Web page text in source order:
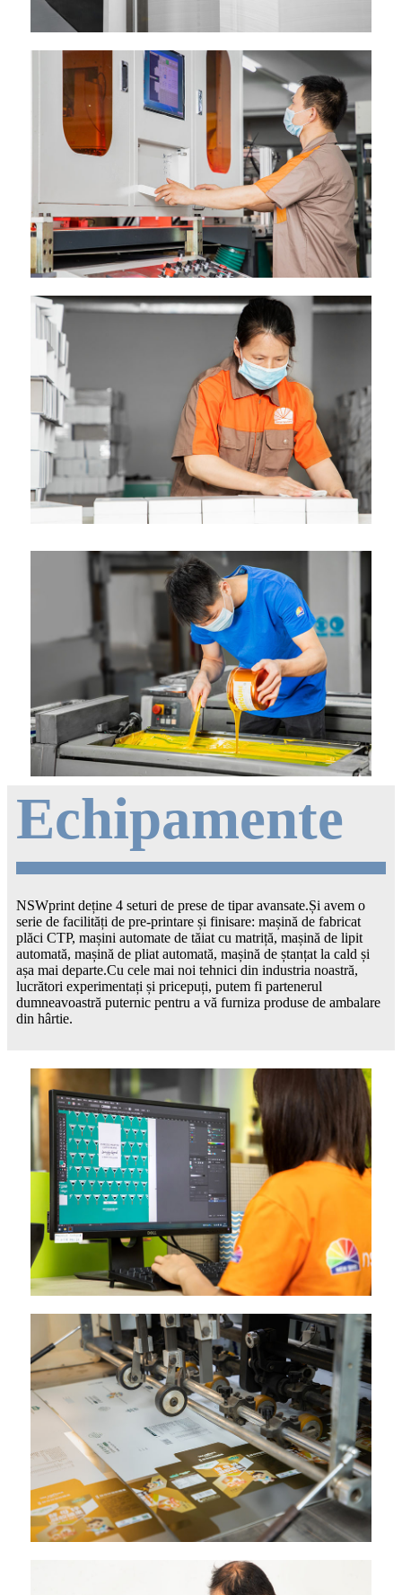
Echipamente
NSWprint deține 4 seturi de prese de tipar avansate.Și avem o
serie de facilități de pre-printare și finisare: mașină de fabricat
plăci CTP, mașini automate de tăiat cu matriță, mașină de lipit
automată, mașină de pliat automată, mașină de ștanțat la cald și
așa mai departe.Cu cele mai noi tehnici din industria noastră,
lucrători experimentați și pricepuți, putem fi partenerul
dumneavoastră puternic pentru a vă furniza produse de ambalare
din hârtie.